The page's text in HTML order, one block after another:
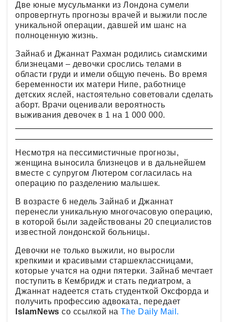
Две юные мусульманки из Лондона сумели
опровергнуть прогнозы врачей и выжили после
уникальной операции, давшей им шанс на
полноценную жизнь.
Зайнаб и Джаннат Рахман родились сиамскими
близнецами – девочки срослись телами в
области груди и имели общую печень. Во время
беременности их матери Нипе, работнице
детских яслей, настоятельно советовали сделать
аборт. Врачи оценивали вероятность
выживания девочек в 1 на 1 000 000.
Несмотря на пессимистичные прогнозы,
женщина выносила близнецов и в дальнейшем
вместе с супругом Лютером согласилась на
операцию по разделению малышек.
В возрасте 6 недель Зайнаб и Джаннат
перенесли уникальную многочасовую операцию,
в которой были задействованы 20 специалистов
известной лондонской больницы.
Девочки не только выжили, но выросли
крепкими и красивыми старшеклассницами,
которые учатся на одни пятерки. Зайнаб мечтает
поступить в Кембридж и стать педиатром, а
Джаннат надеется стать студенткой Оксфорда и
получить профессию адвоката, передает
IslamNews со ссылкой на The Daily Mail.